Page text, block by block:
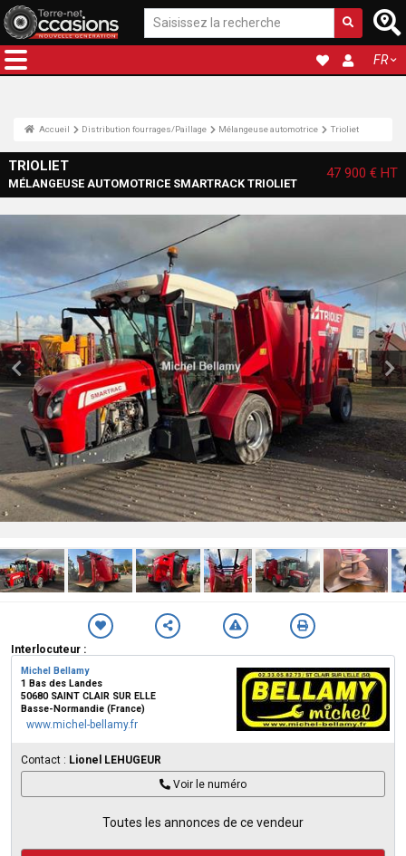
FR
Accueil Distribution fourrages/Paillage Mélangeuse automotrice Trioliet
TRIOLIET
MÉLANGEUSE AUTOMOTRICE SMARTRACK TRIOLIET
47 900 € HT
Interlocuteur :
Michel Bellamy
1 Bas des Landes
50680 SAINT CLAIR SUR ELLE
Basse-Normandie (France)
www.michel-bellamy.fr
Contact : Lionel LEHUGEUR
Voir le numéro
Toutes les annonces de ce vendeur